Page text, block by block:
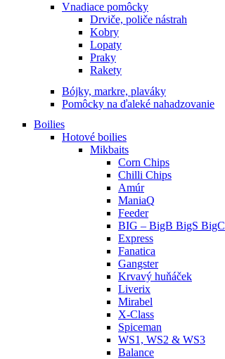
Vnadiace pomôcky
Drviče, poliče nástrah
Kobry
Lopaty
Praky
Rakety
Bójky, markre, plaváky
Pomôcky na ďaleké nahadzovanie
Boilies
Hotové boilies
Mikbaits
Corn Chips
Chilli Chips
Amúr
ManiaQ
Feeder
BIG – BigB BigS BigC
Express
Fanatica
Gangster
Krvavý huňáček
Liverix
Mirabel
X-Class
Spiceman
WS1, WS2 & WS3
Balance